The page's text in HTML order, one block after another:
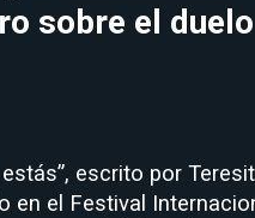
sobre el
estás”, escrito por
en el Festival